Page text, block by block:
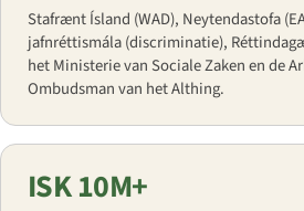
Stafrænt Ísland (WAD), Neytendastofa
jafnréttismála (discriminatie),
het Ministerie van Sociale Zaken en de
Ombudsman van het Althing.
ISK 10M+